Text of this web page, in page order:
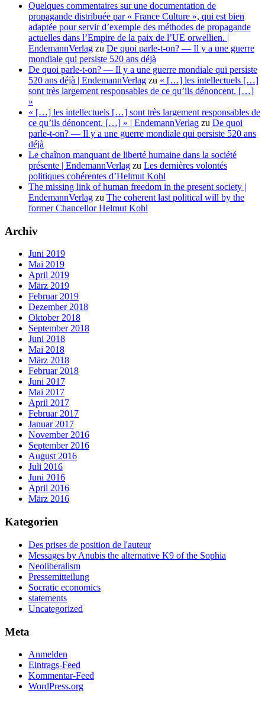
Quelques commentaires sur une documentation de
propagande distribuée par « France Culture », qui est bien
adaptée pour servir d’exemple des méthodes de propagande
actuelles dans l’Empire de la paix de l’UE orwellien. |
EndemannVerlag zu De quoi parle-t-on? — Il y a une guerre
mondiale qui persiste 520 ans déjà
De quoi parle-t-on? — Il y a une guerre mondiale qui persiste
520 ans déjà | EndemannVerlag zu « […] les intellectuels […]
sont très largement responsables de ce qu’ils dénoncent. […]
»
« […] les intellectuels […] sont très largement responsables de
ce qu’ils dénoncent. […] » | EndemannVerlag zu De quoi
parle-t-on? — Il y a une guerre mondiale qui persiste 520 ans
déjà
Le chaînon manquant de liberté humaine dans la société
présente | EndemannVerlag zu Les dernières volontés
politiques cohérentes d’Helmut Kohl
The missing link of human freedom in the present society |
EndemannVerlag zu The coherent last political will by the
former Chancellor Helmut Kohl
Archiv
Juni 2019
Mai 2019
April 2019
März 2019
Februar 2019
Dezember 2018
Oktober 2018
September 2018
Juni 2018
Mai 2018
März 2018
Februar 2018
Juni 2017
Mai 2017
April 2017
Februar 2017
Januar 2017
November 2016
September 2016
August 2016
Juli 2016
Juni 2016
April 2016
März 2016
Kategorien
Des prises de position de l'auteur
Messages by Anubis the alternative K9 of the Sophia
Neoliberalism
Pressemitteilung
Socratic economics
statements
Uncategorized
Meta
Anmelden
Eintrags-Feed
Kommentar-Feed
WordPress.org